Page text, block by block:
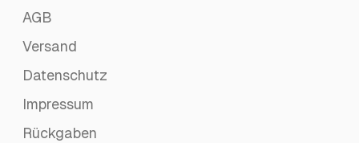
AGB
Versand
Datenschutz
Impressum
Rückgaben